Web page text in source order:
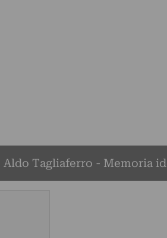
Aldo Tagliaferro - Memoria